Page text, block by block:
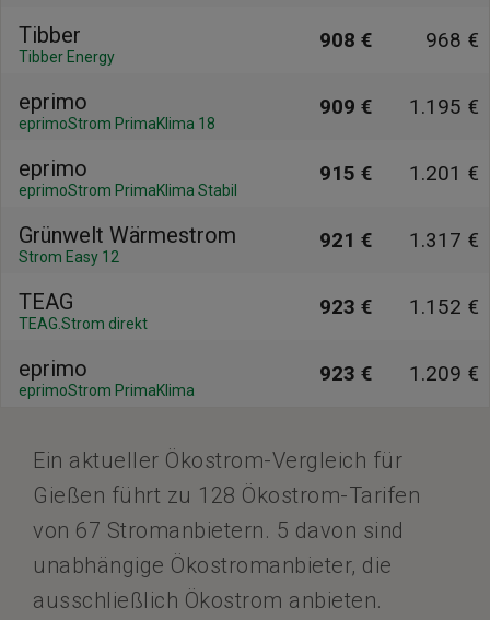
Tibber
Tibber Energy
908 € 968 €
eprimo
eprimoStrom PrimaKlima 18
909 € 1.195 €
eprimo
eprimoStrom PrimaKlima Stabil
915 € 1.201 €
Grünwelt Wärmestrom
Strom Easy 12
921 € 1.317 €
TEAG
TEAG.Strom direkt
923 € 1.152 €
eprimo
eprimoStrom PrimaKlima
923 € 1.209 €
Ein aktueller Ökostrom-Vergleich für
Gießen führt zu 128 Ökostrom-Tarifen
von 67 Stromanbietern. 5 davon sind
unabhängige Ökostromanbieter, die
ausschließlich Ökostrom anbieten.